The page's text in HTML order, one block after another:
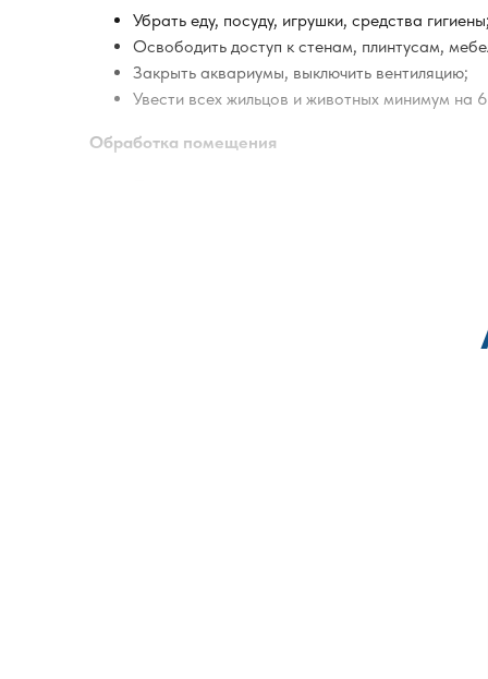
Убрать еду, посуду, игрушки, средства гигиены;
Освободить доступ к стенам, плинтусам,
Закрыть аквариумы, выключить вентиляцию;
Увести всех жильцов и животных минимум на
Обработка помещения
Распыление средств по всей площади: пол,
Обработка всех мест, где блохи живут:
Вернуться можно через несколько часов